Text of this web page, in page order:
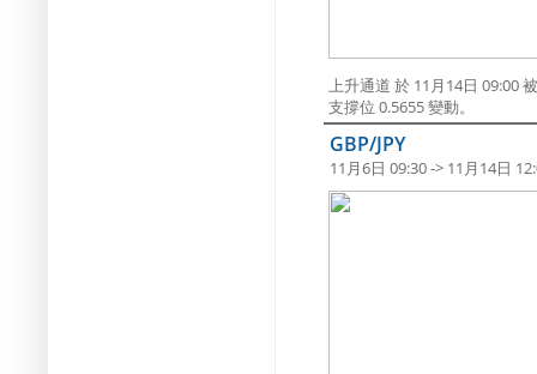
上升通道 於 11月14日 09:00
支撐位 0.5655 變動。
GBP/JPY
11月6日 09:30 -> 11月14日